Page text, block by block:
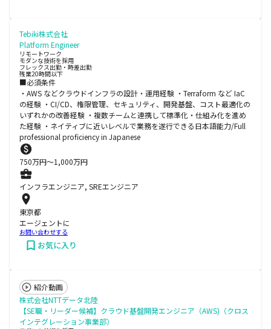
Tebiki株式会社
Platform Engineer
リモートワーク
モダンな技術を採用
フレックス出勤・時差出勤
残業20時間以下
■必須条件
・AWS などクラウドインフラの設計・運用経験 ・Terraform など IaC
の経験 ・CI/CD、権限管理、セキュリティ、開発基盤、コスト最適化の
いずれかの改善経験 ・複数チームと連携して標準化・仕組み化を進め
た経験 ・ネイティブに近いレベルで業務を遂行できる日本語能力/Full
professional proficiency in Japanese
750万円〜1,000万円
インフラエンジニア, SREエンジニア
東京都
エージェントに
お問い合わせする
お気に入り
紹介動画
株式会社NTTデータ北陸
【SE職・リーダー候補】クラウド基盤開発エンジニア（AWS)（クロス
インテグレーション事業部）